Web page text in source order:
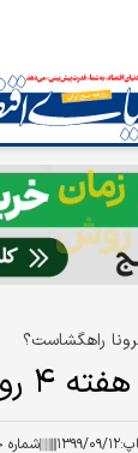
راهگشاست؟
روزه
۱۳۹۹/۰۹/۱۲ شماره